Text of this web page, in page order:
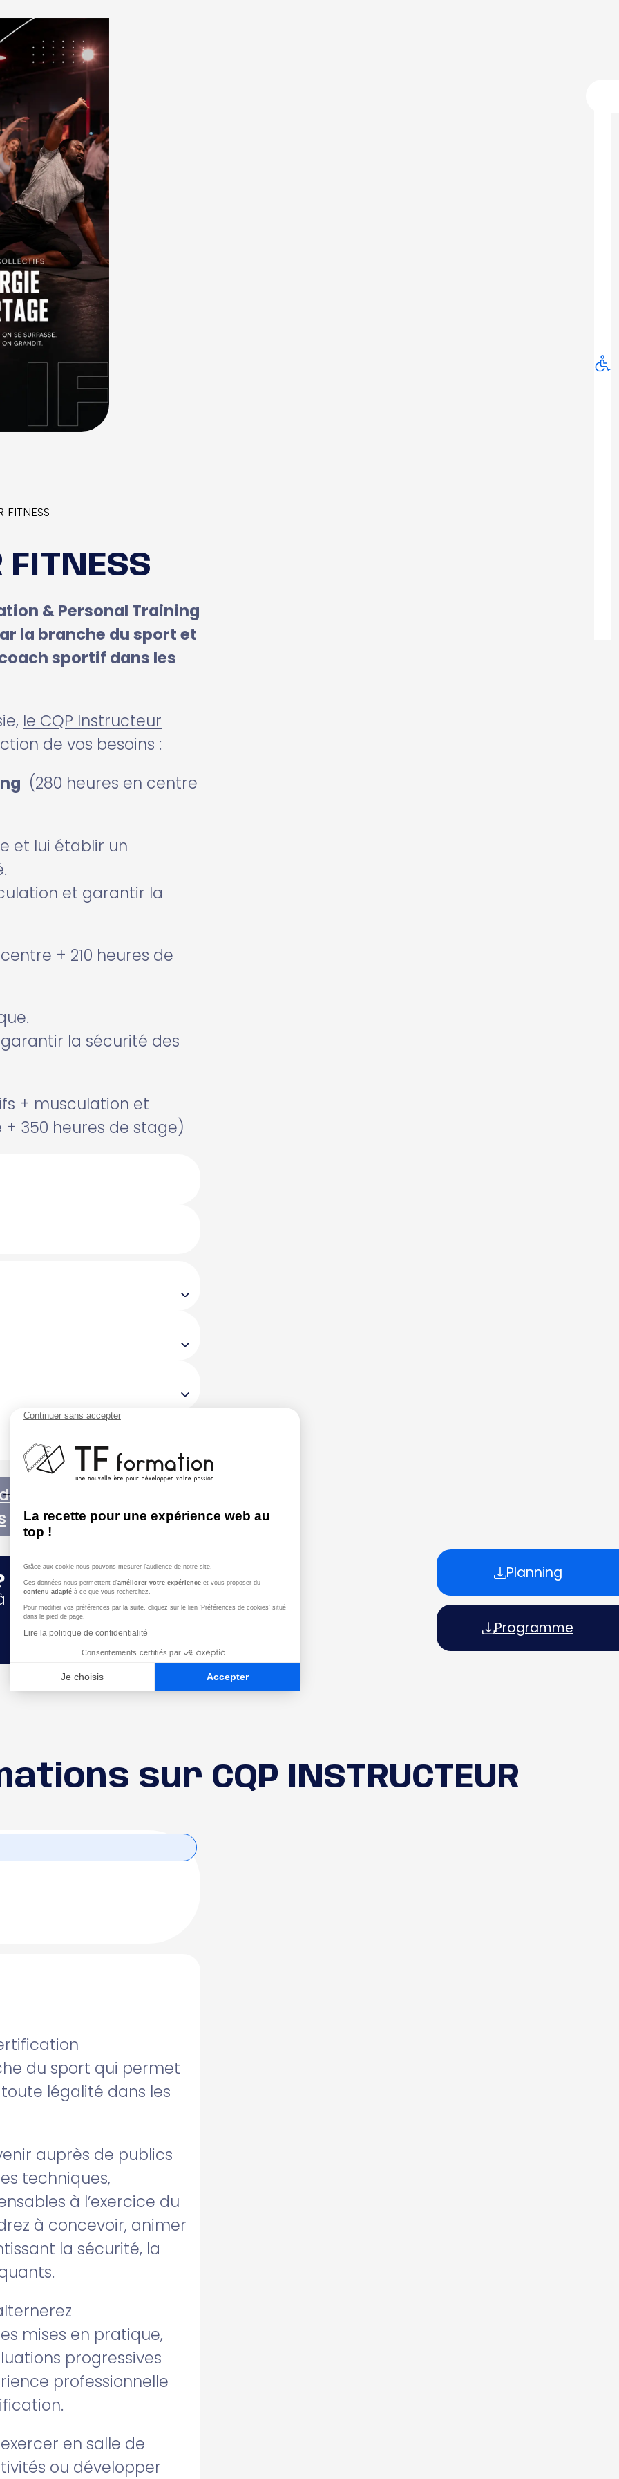
FITNESS
FITNESS
& Personal Training
la branche du sport et
sportif dans les
le CQP Instructeur
de vos besoins :
(280 heures en centre
et lui établir un
et garantir la
+ 210 heures de
la sécurité des
+ musculation et
350 heures de stage)
€
venir.
sur CQP INSTRUCTEUR
du sport qui permet
légalité dans les
auprès de publics
techniques,
à l’exercice du
à concevoir, animer
la sécurité, la
mises en pratique,
progressives
professionnelle
en salle de
ou développer
Planning
Programme